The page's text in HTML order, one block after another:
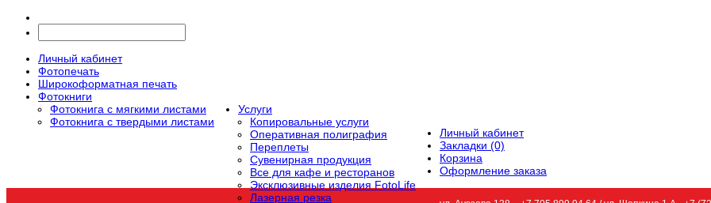
Личный кабинет
Фотопечать
Широкоформатная печать
Фотокниги
Фотокнига с мягкими листами
Фотокнига с твердыми листами
Услуги
Копировальные услуги
Оперативная полиграфия
Переплеты
Сувенирная продукция
Все для кафе и ресторанов
Эксклюзивные изделия FotoLife
Лазерная резка
Личный кабинет
Закладки (0)
Корзина
Оформление заказа